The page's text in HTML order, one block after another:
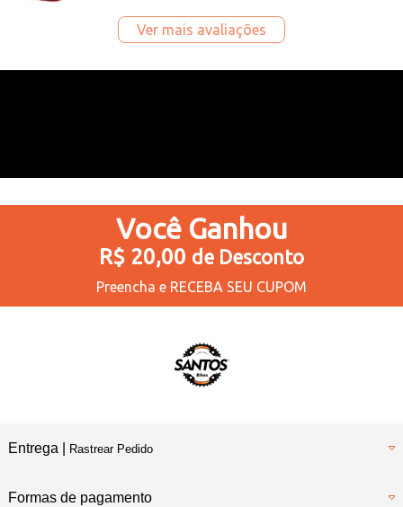
Ver mais avaliações
Você Ganhou
R$ 20,00 de Desconto
Preencha e RECEBA SEU CUPOM
Entrega | Rastrear Pedido
Formas de pagamento